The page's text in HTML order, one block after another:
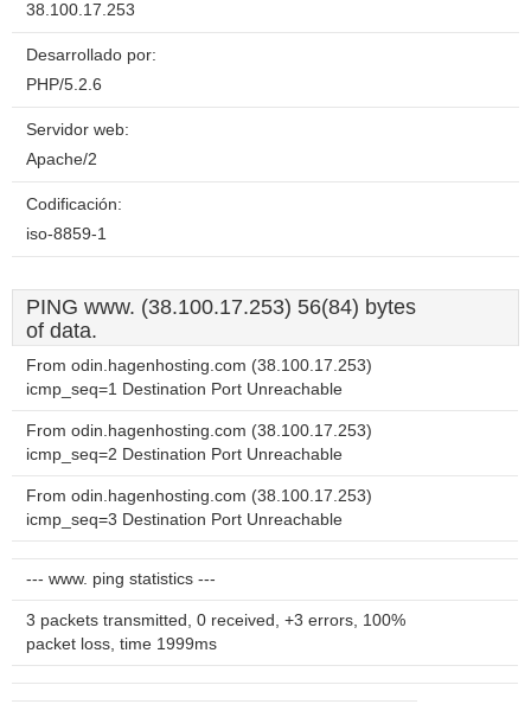
38.100.17.253
Desarrollado por:
PHP/5.2.6
Servidor web:
Apache/2
Codificación:
iso-8859-1
PING www. (38.100.17.253) 56(84) bytes
of data.
From odin.hagenhosting.com (38.100.17.253)
icmp_seq=1 Destination Port Unreachable
From odin.hagenhosting.com (38.100.17.253)
icmp_seq=2 Destination Port Unreachable
From odin.hagenhosting.com (38.100.17.253)
icmp_seq=3 Destination Port Unreachable
--- www. ping statistics ---
3 packets transmitted, 0 received, +3 errors, 100%
packet loss, time 1999ms